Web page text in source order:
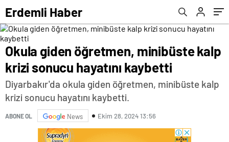
Erdemli Haber
Okula giden öğretmen, minibüste kalp
krizi sonucu hayatını kaybetti
Diyarbakır'da okula giden öğretmen, minibüste kalp
krizi sonucu hayatını kaybetti.
ABONE OL News Ekim 28, 2024 13:56